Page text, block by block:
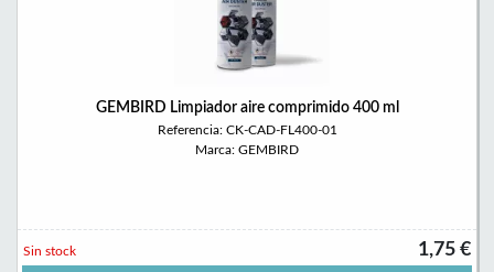
GEMBIRD Limpiador aire comprimido 400 ml
Referencia: CK-CAD-FL400-01
Marca: GEMBIRD
1,75 €
Sin stock